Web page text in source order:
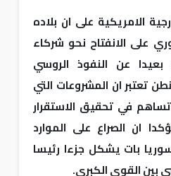
الامريكية على ان بلاده
على الانفتاح نحو شركاء
بعيدا عن النفوذ الروسي
تعتبر ان المشروعات التي
في تحقيق الاستقرار
ان الصراع على الموارد
بات يشكل جزءا رئيسا
بين القوى الكبرى.